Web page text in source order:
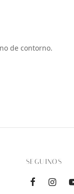
de contorno.
SEGUINOS